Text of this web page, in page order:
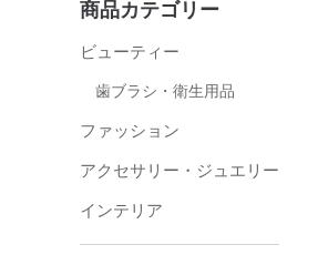
商品カテゴリー
ビューティー
歯ブラシ・衛生用品
ファッション
アクセサリー・ジュエリー
インテリア